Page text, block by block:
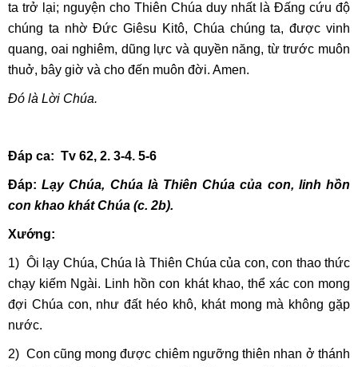
ta trở lại; nguyện cho Thiên Chúa duy nhất là Ðấng cứu độ
chúng ta nhờ Ðức Giêsu Kitô, Chúa chúng ta, được vinh
quang, oai nghiêm, dũng lực và quyền năng, từ trước muôn
thuở, bây giờ và cho đến muôn đời. Amen.
Đó là Lời Chúa.
Đáp ca: Tv 62, 2. 3-4. 5-6
Ðáp: Lạy Chúa, Chúa là Thiên Chúa của con, linh hồn
con khao khát Chúa (c. 2b).
Xướng:
1) Ôi lạy Chúa, Chúa là Thiên Chúa của con, con thao thức
chạy kiếm Ngài. Linh hồn con khát khao, thể xác con mong
đợi Chúa con, như đất héo khô, khát mong mà không gặp
nước.
2) Con cũng mong được chiêm ngưỡng thiên nhan ở thánh